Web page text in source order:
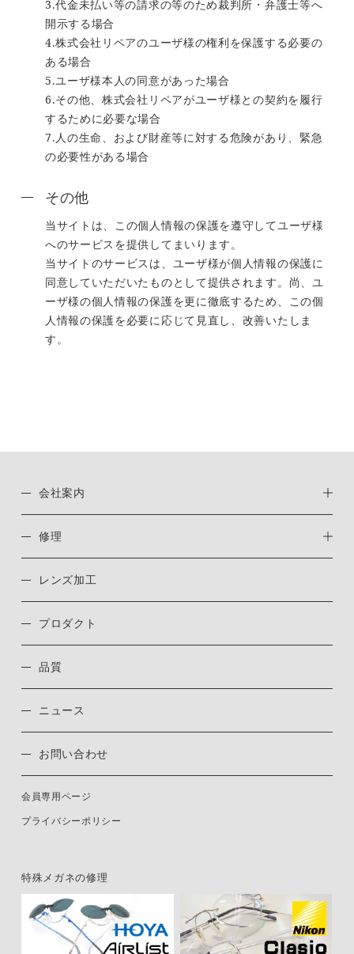
3.代金未払い等の請求の等のため裁判所・弁護士等へ
開示する場合
4.株式会社リペアのユーザ様の権利を保護する必要の
ある場合
5.ユーザ様本人の同意があった場合
6.その他、株式会社リペアがユーザ様との契約を履行
するために必要な場合
7.人の生命、および財産等に対する危険があり、緊急
の必要性がある場合
その他
当サイトは、この個人情報の保護を遵守してユーザ様
へのサービスを提供してまいります。
当サイトのサービスは、ユーザ様が個人情報の保護に
同意していただいたものとして提供されます。尚、ユ
ーザ様の個人情報の保護を更に徹底するため、この個
人情報の保護を必要に応じて見直し、改善いたしま
す。
会社案内
修理
レンズ加工
プロダクト
品質
ニュース
お問い合わせ
会員専用ページ
プライバシーポリシー
特殊メガネの修理